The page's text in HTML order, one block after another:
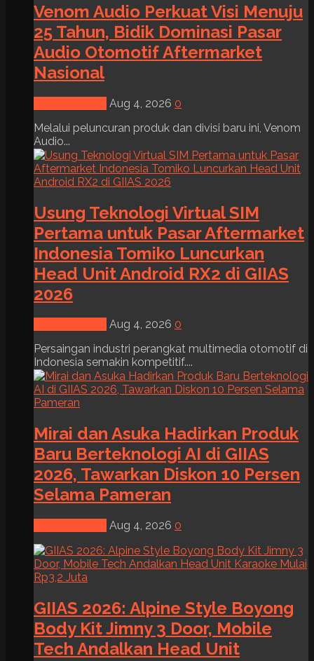
Venom Audio Perkuat Visi Menuju
25 Tahun, Bidik Dominasi Pasar
Audio Otomotif Aftermarket
Nasional
Aug 4, 2026 0
Melalui peluncuran produk dan divisi baru ini, Venom
Audio...
Usung Teknologi Virtual SIM
Pertama untuk Pasar Aftermarket
Indonesia Tomiko Luncurkan
Head Unit Android RX2 di GIIAS
2026
Aug 4, 2026 0
Persaingan industri perangkat multimedia otomotif di
Indonesia semakin kompetitif....
Mirai dan Asuka Hadirkan Produk
Baru Berteknologi AI di GIIAS
2026, Tawarkan Diskon 10 Persen
Selama Pameran
Aug 4, 2026 0
GIIAS 2026: Alpine Style Boyong
Body Kit Jimny 3 Door, Mobile
Tech Andalkan Head Unit